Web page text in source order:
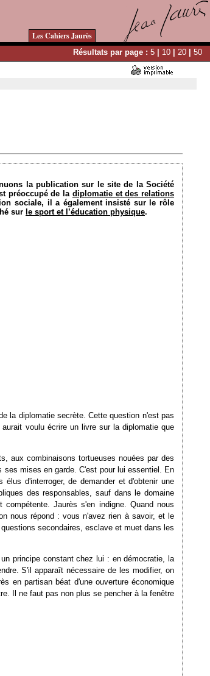
Les Cahiers Jaurès
Résultats par page : 5 | 10 | 20 | 50
la publication sur le site de la Société
préoccupé de la diplomatie et des relations
sociale, il a également insisté sur le rôle
sur le sport et l’éducation physique.
la diplomatie secrète. Cette question n'est pas
voulu écrire un livre sur la diplomatie que
aux combinaisons tortueuses nouées par des
mises en garde. C'est pour lui essentiel. En
d'interroger, de demander et d'obtenir une
des responsables, sauf dans le domaine
Jaurès s'en indigne. Quand nous
nous répond : vous n'avez rien à savoir, et le
secondaires, esclave et muet dans les
principe constant chez lui : en démocratie, la
S'il apparaît nécessaire de les modifier, on
en partisan béat d'une ouverture économique
Il ne faut pas non plus se pencher à la fenêtre